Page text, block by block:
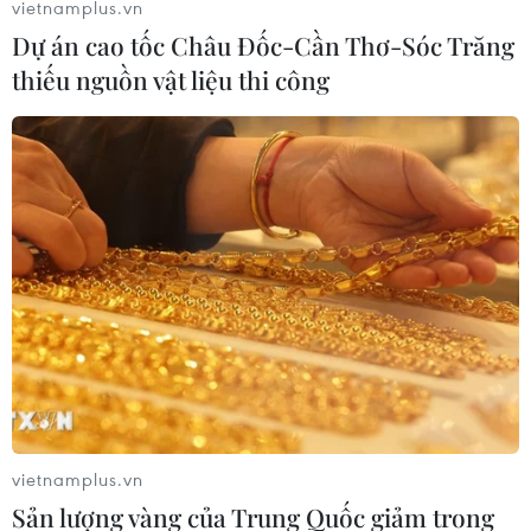
#Trạm dừng nghỉ
#cao tốc bắc-nam
#tiến độ trạm dừng nghỉ
#đấu thầu trạm dừng nghỉ
#nhà đầu tư
Theo dõi VietnamPlus
vietnamplus.vn
Dự án cao tốc Châu Đốc-Cần Thơ-Sóc Trăng
thiếu nguồn vật liệu thi công
vietnamplus.vn
Sản lượng vàng của Trung Quốc giảm trong